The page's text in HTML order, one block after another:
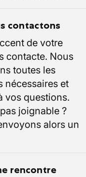
contactons
de votre
contacte. Nous
toutes les
nécessaires et
vos questions.
joignable ?
alors un
rencontre